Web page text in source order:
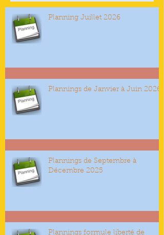
Planning Juillet 2026
Plannings de Janvier à Juin 2026
Plannings de Septembre à
Décembre 2025
Plannings formule liberté de